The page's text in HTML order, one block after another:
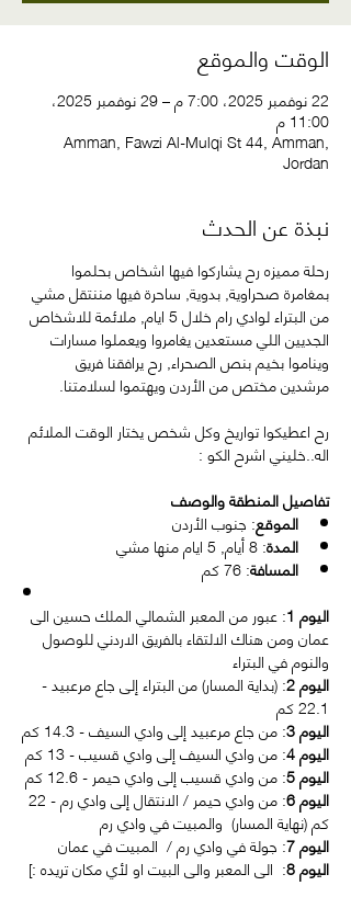
الوقت والموقع
22 نوفمبر 2025، 7:00 م – 29 نوفمبر 2025،
11:00 م
Amman, Fawzi Al-Mulqi St 44, Amman,
Jordan
نبذة عن الحدث
رحلة مميزه رح يشاركوا فيها اشخاص بحلموا
بمغامرة صحراوية, بدوية, ساحرة فيها مننتقل مشي
من البتراء لوادي رام خلال 5 ايام, ملائمة للاشخاص
الجديين اللي مستعدين يغامروا ويعملوا مسارات
ويناموا بخيم بنص الصحراء, رح يرافقنا فريق
مرشدين مختص من الأردن ويهتموا لسلامتنا.
رح اعطيكوا تواريخ وكل شخص يختار الوقت الملائم
اله..خليني اشرح الكو :
تفاصيل المنطقة والوصف
الموقع: جنوب الأردن
المدة: 8 أيام, 5 ايام منها مشي
المسافة: 76 كم
اليوم 1 : عبور من المعبر الشمالي الملك حسين الى
عمان ومن هناك الالتقاء بالفريق الاردني للوصول
والنوم في البتراء
اليوم 2 : (بداية المسار) من البتراء إلى جاع مرعبيد -
22.1 كم
اليوم 3 : من جاع مرعبيد إلى وادي السيف - 14.3 كم
اليوم 4 : من وادي السيف إلى وادي قسيب - 13 كم
اليوم 5 : من وادي قسيب إلى وادي حيمر - 12.6 كم
اليوم 6
: من وادي حيمر / الانتقال إلى وادي رم - 22
كم (نهاية المسار)  والمبيت في وادي رم
اليوم 7 : جولة في وادي رم /  المبيت في عمان
اليوم 8 :  الى المعبر والى البيت او لأي مكان تريده :]